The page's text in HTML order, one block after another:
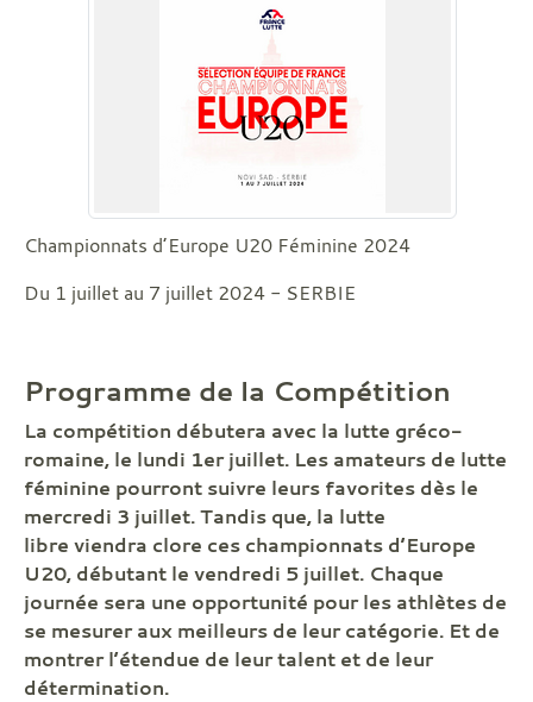
Championnats d’Europe U20 Féminine 2024
Du 1 juillet au 7 juillet 2024 - SERBIE
Programme de la Compétition
La compétition débutera avec la lutte gréco-
romaine, le lundi 1er juillet. Les amateurs de lutte
féminine pourront suivre leurs favorites dès le
mercredi 3 juillet. Tandis que, la lutte
libre viendra clore ces championnats d’Europe
U20, débutant le vendredi 5 juillet. Chaque
journée sera une opportunité pour les athlètes de
se mesurer aux meilleurs de leur catégorie. Et de
montrer l’étendue de leur talent et de leur
détermination.